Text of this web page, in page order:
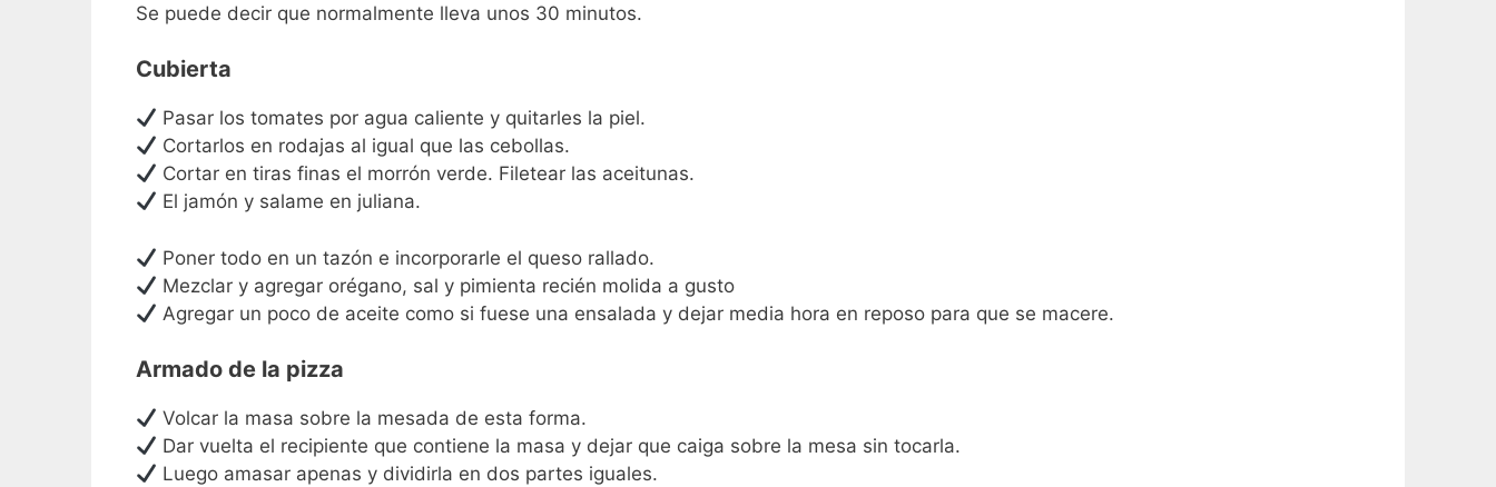
Se puede decir que normalmente lleva unos 30 minutos.
Cubierta
Pasar los tomates por agua caliente y quitarles la piel.
Cortarlos en rodajas al igual que las cebollas.
Cortar en tiras finas el morrón verde. Filetear las aceitunas.
El jamón y salame en juliana.
Poner todo en un tazón e incorporarle el queso rallado.
Mezclar y agregar orégano, sal y pimienta recién molida a gusto
Agregar un poco de aceite como si fuese una ensalada y dejar media hora en reposo para que se macere.
Armado de la pizza
Volcar la masa sobre la mesada de esta forma.
Dar vuelta el recipiente que contiene la masa y dejar que caiga sobre la mesa sin tocarla.
Luego amasar apenas y dividirla en dos partes iguales.